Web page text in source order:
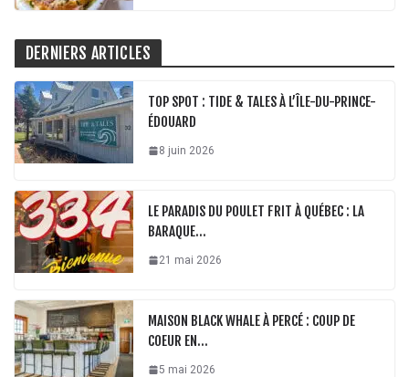
DERNIERS ARTICLES
TOP SPOT : TIDE & TALES À L’ÎLE-DU-PRINCE-
ÉDOUARD
8 juin 2026
LE PARADIS DU POULET FRIT À QUÉBEC : LA
BARAQUE…
21 mai 2026
MAISON BLACK WHALE À PERCÉ : COUP DE
COEUR EN…
5 mai 2026